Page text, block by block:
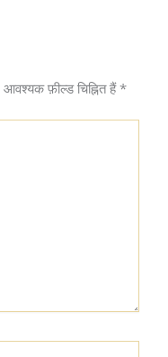
आवश्यक फ़ील्ड चिह्नित हैं*